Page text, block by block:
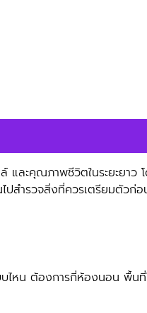
ละคุณภาพชีวิตในระยะยาว
รวจสิ่งที่ควรเตรียมตัวก่อน
หน ต้องการกี่ห้องนอน พื้น